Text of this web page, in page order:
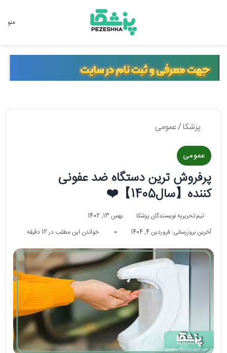
منو
پزشکا/عمومی
عمومی
پرفروش ترین دستگاه ضد عفونی
کننده【سال1405】❤️
تیم تحریریه نویسندگان پزشکا
بهمن 13, 1402
آخرین بروزرسانی: فروردین 4, 1404
0 خواندن این مطلب در 12 دقیقه